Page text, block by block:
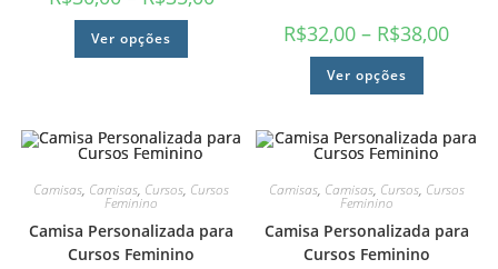
Ver opções R$32,00 – R$38,00
Ver opções
Camisas, Camisas, Cursos, Cursos
Feminino
Camisa Personalizada para
Cursos Feminino
Camisas, Camisas, Cursos, Cursos
Feminino
Camisa Personalizada para
Cursos Feminino